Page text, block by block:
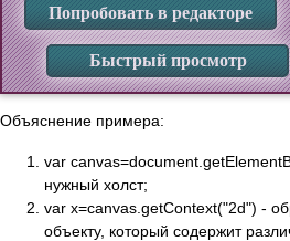
Попробовать в редакторе
Быстрый просмотр
Объяснение примера:
var
нужный холст;
var x=canvas.getContext("2d") -
объекту, который содержит